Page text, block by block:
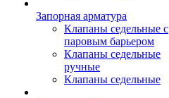
Запорная арматура
Клапаны седельные с
паровым барьером
Клапаны седельные
ручные
Клапаны седельные